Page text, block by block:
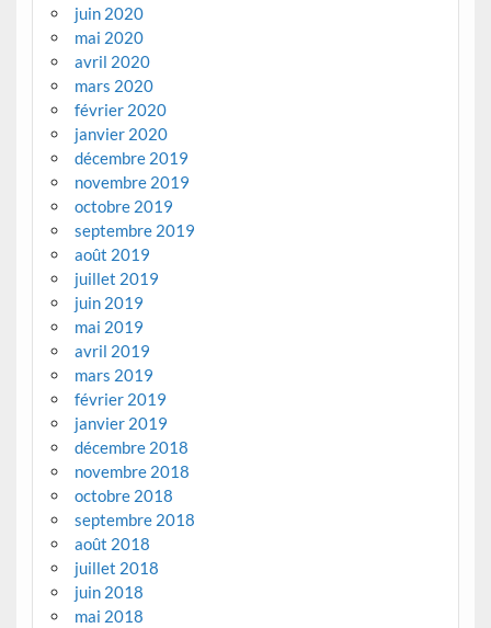
juin 2020
mai 2020
avril 2020
mars 2020
février 2020
janvier 2020
décembre 2019
novembre 2019
octobre 2019
septembre 2019
août 2019
juillet 2019
juin 2019
mai 2019
avril 2019
mars 2019
février 2019
janvier 2019
décembre 2018
novembre 2018
octobre 2018
septembre 2018
août 2018
juillet 2018
juin 2018
mai 2018